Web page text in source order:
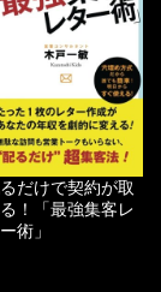
だけで契約が取
！「最強集客レ
術」